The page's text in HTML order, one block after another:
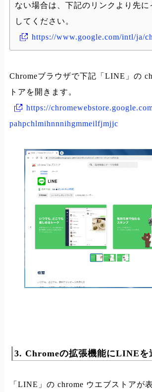
ない場合は、下記のリンクより先に
してください。
https://www.google.com/intl/ja/
Chromeブラウザで下記「LINE」の
トアを開きます。
https://
pahpchlmihnnnihgmmeilfjmjjc
3. Chromeの拡張機能にLINEを
「LINE」の chrome ウエブストアが